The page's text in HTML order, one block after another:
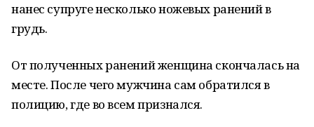
нанес супруге несколько ножевых ранений в
грудь.
От полученных ранений женщина скончалась на
месте. После чего мужчина сам обратился в
полицию, где во всем признался.